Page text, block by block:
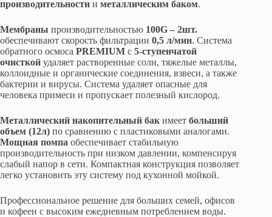
производительности и металлическим баком.
Мембраны производительностью 100G – 2шт.
обеспечивают скорость фильтрации 0,5 л/мин. Система
обратного осмоса PREMIUM с 5-ступенчатой
очисткой удаляет растворенные соли, тяжелые металлы,
коллоидные и органические соединения, взвеси, а также
бактерии и вирусы. Система удаляет опасные для
человека примеси и пропускает полезный кислород.
Металлический накопительный бак имеет больший
объем (12л) по сравнению с пластиковыми аналогами.
Мощная помпа обеспечивает стабильную
производительность при низком давлении, компенсируя
слабый напор в сети. Компактная конструкция позволяет
легко установить эту систему под кухонной мойкой.
Профессиональное решение для больших семей, офисов
и кофеен с высоким ежедневным потреблением воды.